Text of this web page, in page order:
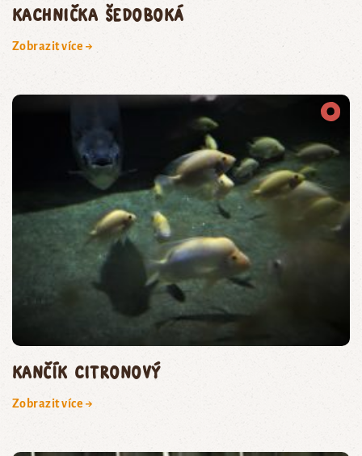
kachnička šedoboká
Zobrazit více →
kančík citronový
Zobrazit více →